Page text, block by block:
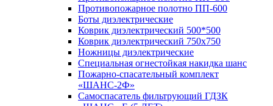
Противопожарное полотно ПП-600
Боты диэлектрические
Коврик диэлектрический 500*500
Коврик диэлектрический 750х750
Ножницы диэлектрические
Специальная огнестойкая накидка шанс
Пожарно-спасательный комплект
«ШАНС-2Ф»
Самоспасатель фильтрующий ГДЗК